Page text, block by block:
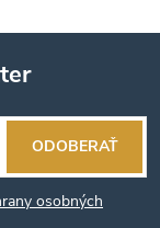
osobných
ODOBERAŤ